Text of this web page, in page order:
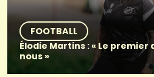
FOOTBALL
Élodie Martins : « Le premier
nous »